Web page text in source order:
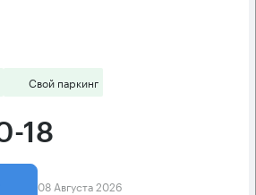
Свой паркинг
18
08 Августа 2026